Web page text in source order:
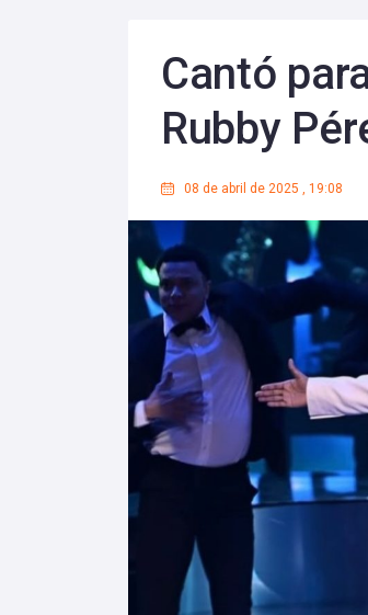
Cantó
Rubby
08 de abril de 2025 , 19:08